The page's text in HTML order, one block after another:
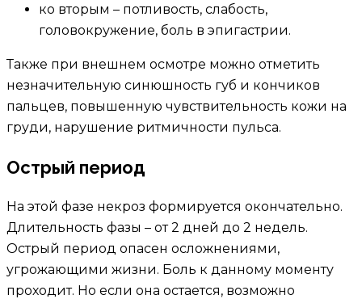
ко вторым – потливость, слабость,
головокружение, боль в эпигастрии.
Также при внешнем осмотре можно отметить
незначительную синюшность губ и кончиков
пальцев, повышенную чувствительность кожи на
груди, нарушение ритмичности пульса.
Острый период
На этой фазе некроз формируется окончательно.
Длительность фазы – от 2 дней до 2 недель.
Острый период опасен осложнениями,
угрожающими жизни. Боль к данному моменту
проходит. Но если она остается, возможно